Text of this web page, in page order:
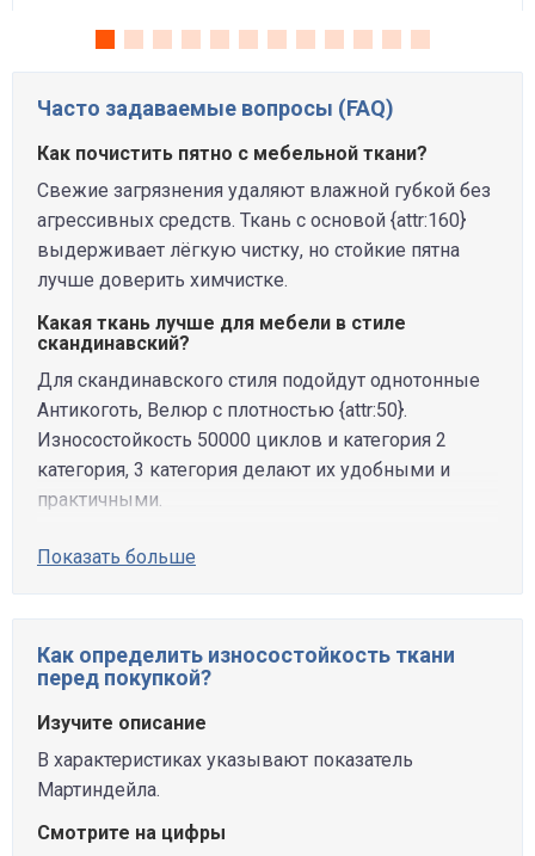
Часто задаваемые вопросы (FAQ)
Как почистить пятно с мебельной ткани?
Свежие загрязнения удаляют влажной губкой без
агрессивных средств. Ткань с основой {attr:160}
выдерживает лёгкую чистку, но стойкие пятна
лучше доверить химчистке.
Какая ткань лучше для мебели в стиле
скандинавский?
Для скандинавского стиля подойдут однотонные
Антикоготь, Велюр с плотностью {attr:50}.
Износостойкость 50000 циклов и категория 2
категория, 3 категория делают их удобными и
практичными.
Показать больше
Как определить износостойкость ткани
перед покупкой?
Изучите описание
В характеристиках указывают показатель
Мартиндейла.
Смотрите на цифры